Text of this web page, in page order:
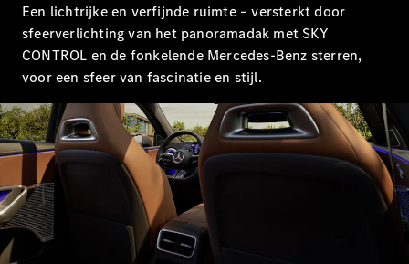
Alle Estates
CLA
Shooting
Brake
Elektrisch
Shooting
Brake
C-Klasse
Estate
E-Klasse
Estate
E-Klasse
All-Terrain
Een lichtrijke en verfijnde ruimte – versterkt door
sfeerverlichting van het panoramadak met SKY
CONTROL en de fonkelende Mercedes-Benz sterren,
voor een sfeer van fascinatie en stijl.